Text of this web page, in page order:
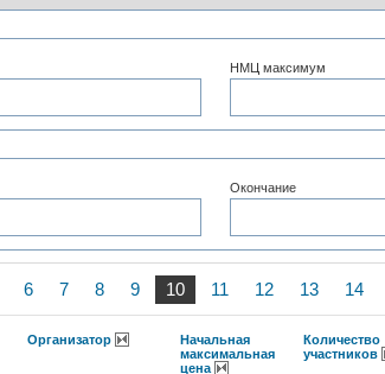
НМЦ максимум
Окончание
6 7 8 9 10 11 12 13 14
Организатор
Начальная
максимальная
цена
Количество
участников